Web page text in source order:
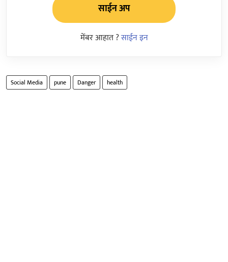
साईन अप
मेंबर आहात ?साईन इन
Social Media pune Danger health